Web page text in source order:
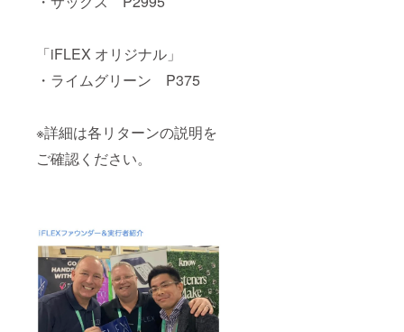
「iFLEX オリジナル」
・ライムグリーン P375
※詳細は各リターンの説明を
ご確認ください。